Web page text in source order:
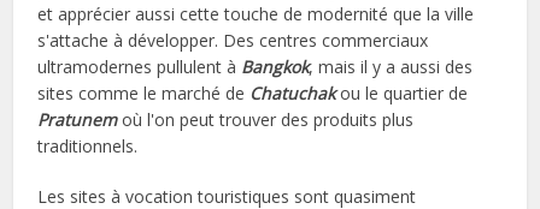
et apprécier aussi cette touche de modernité que la ville
s'attache à développer. Des centres commerciaux
ultramodernes pullulent à Bangkok, mais il y a aussi des
sites comme le marché de Chatuchakou le quartier de
Pratunemoù l'on peut trouver des produits plus
traditionnels.
Les sites à vocation touristiques sont quasiment